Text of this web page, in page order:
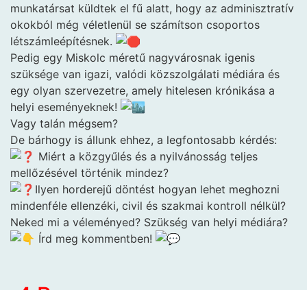
munkatársat küldtek el fű alatt, hogy az adminisztratív
okokból még véletlenül se számítson csoportos
létszámleépítésnek.
Pedig egy Miskolc méretű nagyvárosnak igenis
szüksége van igazi, valódi közszolgálati médiára és
egy olyan szervezetre, amely hitelesen krónikása a
helyi eseményeknek!
Vagy talán mégsem?
De bárhogy is állunk ehhez, a legfontosabb kérdés:
Miért a közgyűlés és a nyilvánosság teljes
mellőzésével történik mindez?
Ilyen horderejű döntést hogyan lehet meghozni
mindenféle ellenzéki, civil és szakmai kontroll nélkül?
Neked mi a véleményed? Szükség van helyi médiára?
Írd meg kommentben!